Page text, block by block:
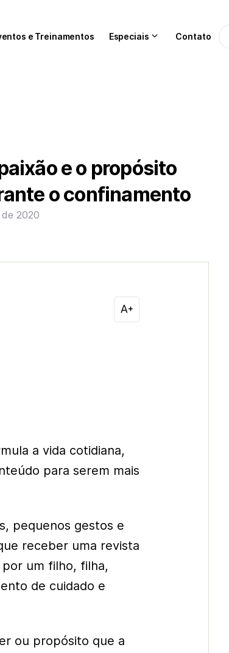
e Treinamentos Especiais Contato
e o propósito
o confinamento
2020
a vida cotidiana,
para serem mais
pequenos gestos e
receber uma revista
um filho, filha,
de cuidado e
ou propósito que a